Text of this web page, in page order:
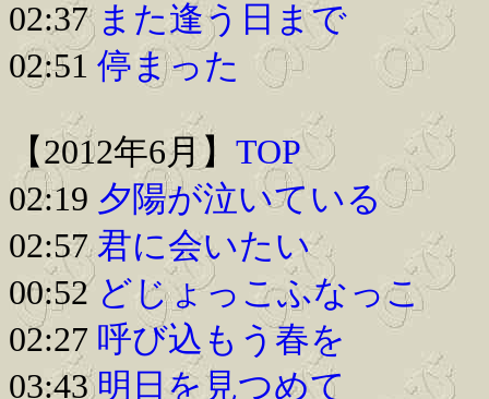
02:37 また逢う日まで
02:51 停まった
【2012年6月】 TOP
02:19 夕陽が泣いている
02:57君に会いたい
00:52 どじょっこふなっこ
02:27 呼び込もう春を
03:43明日を見つめて